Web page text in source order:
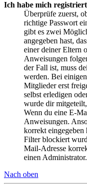
Ich habe mich
Überprüfe zuerst,
richtige Passwort
gibt es zwei
angegeben hast,
einer deiner Eltern
Anweisungen
der Fall ist, muss
werden. Bei
Mitglieder erst
selbst erledigen
wurde dir
Wenn du eine E-
Anweisungen.
korrekt
Filter blockiert
Mail-Adresse
einen Administrator.
Nach oben